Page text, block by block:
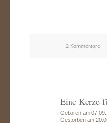
2 Kommentare
Eine Kerze
Geboren am
Gestorben am